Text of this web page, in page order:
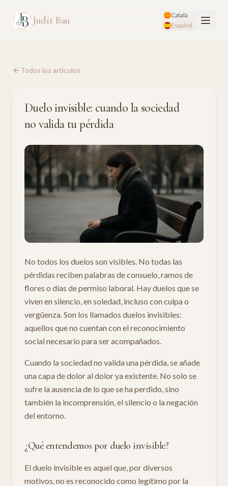
Judit Bau
Català
Español
Todos los artículos
Duelo invisible: cuando la sociedad
no valida tu pérdida
No todos los duelos son visibles. No todas las
pérdidas reciben palabras de consuelo, ramos de
flores o días de permiso laboral. Hay duelos que se
viven en silencio, en soledad, incluso con culpa o
vergüenza. Son los llamados duelos invisibles:
aquellos que no cuentan con el reconocimiento
social necesario para ser acompañados.
Cuando la sociedad no valida una pérdida, se añade
una capa de dolor al dolor ya existente. No solo se
sufre la ausencia de lo que se ha perdido, sino
también la incomprensión, el silencio o la negación
del entorno.
¿Qué entendemos por duelo invisible?
El duelo invisible es aquel que, por diversos
motivos, no es reconocido como legítimo por la